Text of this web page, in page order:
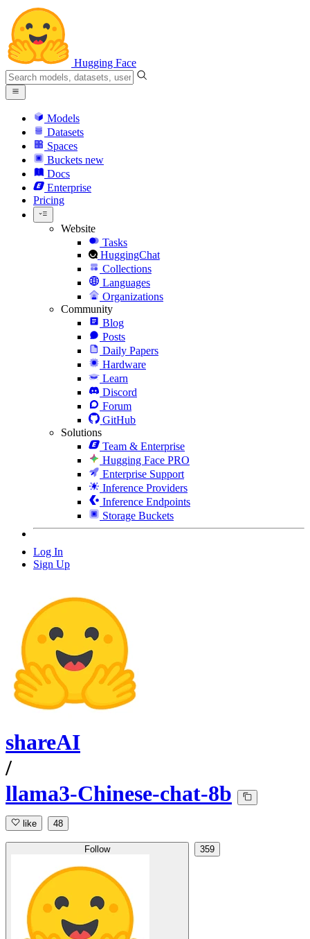
Hugging Face
Models
Datasets
Spaces
Buckets new
Docs
Enterprise
Pricing
Website
Tasks
HuggingChat
Collections
Languages
Organizations
Community
Blog
Posts
Daily Papers
Hardware
Learn
Discord
Forum
GitHub
Solutions
Team & Enterprise
Hugging Face PRO
Enterprise Support
Inference Providers
Inference Endpoints
Storage Buckets
Log In
Sign Up
shareAI
/
llama3-Chinese-chat-8b
like 48
Follow 359